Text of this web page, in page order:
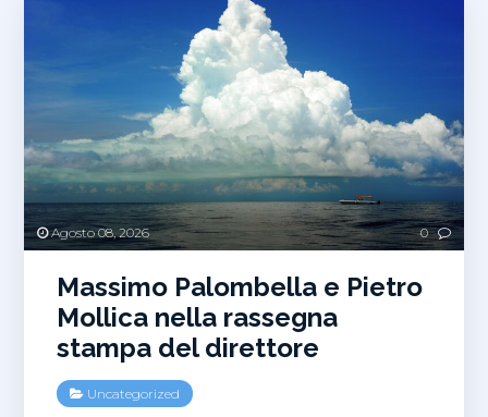
Agosto 08, 2026 0
Massimo Palombella e Pietro
Mollica nella rassegna
stampa del direttore
Uncategorized